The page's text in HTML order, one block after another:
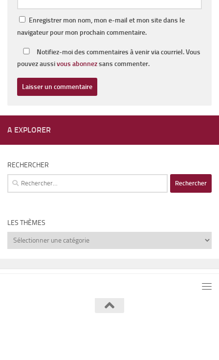
Enregistrer mon nom, mon e-mail et mon site dans le
navigateur pour mon prochain commentaire.
Notifiez-moi des commentaires à venir via courriel. Vous
pouvez aussivous abonnezsans commenter.
A EXPLORER
RECHERCHER
Rechercher :
LES THÈMES
Les
thèmes